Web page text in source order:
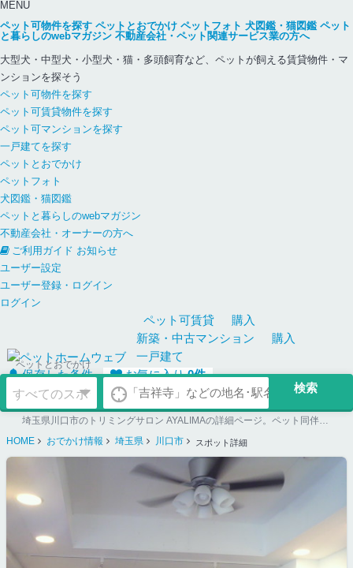
MENU
ペット可物件を探す ペットとおでかけ ペットフォト 犬図鑑・猫図鑑 ペット
と暮らしのwebマガジン 不動産会社・ペット関連サービス業の方へ
大型犬・中型犬・小型犬・猫・多頭飼育など、ペットが飼える賃貸物件・マ
ンションを探そう
ペット可物件を探す
ペット可賃貸物件を探す
ペット可マンションを探す
一戸建てを探す
ペットとおでかけ
ペットフォト
犬図鑑・猫図鑑
ペットと暮らしのwebマガジン
不動産会社・オーナーの方へ
ご利用ガイド お知らせ
ユーザー設定
ユーザー登録・ログイン
ログイン
ペット可賃貸
購入
新築・中古マンション
購入
一戸建て
保存した条件
お気に入り0件
ペットとおでかけ
埼玉県川口市のトリミングサロン AYALIMAの詳細ページ。ペット同伴可のお店探しならペットホームウェブ。ペット可賃貸のお部屋探し、ペット可マンション購入のご検討時にもご利用ください。
HOME
おでかけ情報 埼玉県 川口市 スポット詳細